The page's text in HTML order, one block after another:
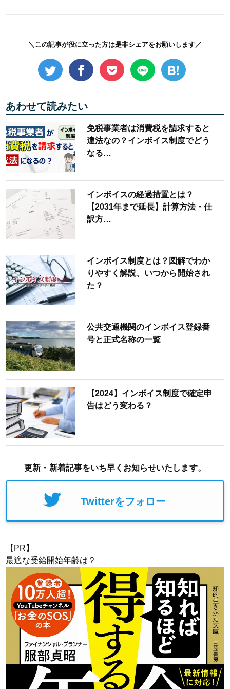
＼この記事が役に立った方は是非シェアをお願いします／
あわせて読みたい
免税事業者は消費税を請求すると
違法なの？インボイス制度でどう
なる…
インボイスの経過措置とは？
【2031年まで延長】計算方法・仕
訳方…
インボイス制度とは？図解でわか
りやすく解説、いつから開始され
た？
公共交通機関のインボイス登録番
号と正式名称の一覧
【2024】インボイス制度で確定申
告はどう変わる？
更新・新着記事をいち早くお知らせいたします。
Twitterをフォロー
【PR】
最適な受給開始年齢は？